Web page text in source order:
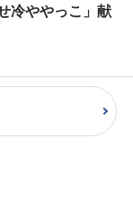
冷ややっこ」献